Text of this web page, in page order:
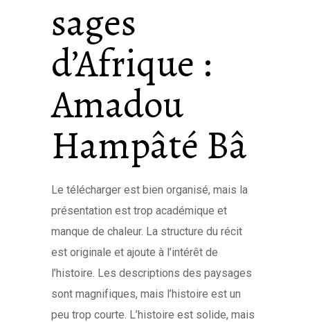
sages
d’Afrique :
Amadou
Hampâté Bâ
Le télécharger est bien organisé, mais la
présentation est trop académique et
manque de chaleur. La structure du récit
est originale et ajoute à l’intérêt de
l’histoire. Les descriptions des paysages
sont magnifiques, mais l’histoire est un
peu trop courte. L’histoire est solide, mais